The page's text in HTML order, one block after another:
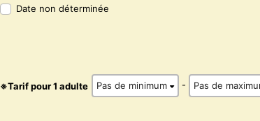
Date non déterminée
※Tarif pour 1 adulte -